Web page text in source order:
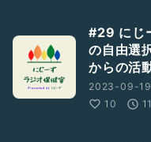
#29 にじ
の自由選
からの活
2023-09-
10